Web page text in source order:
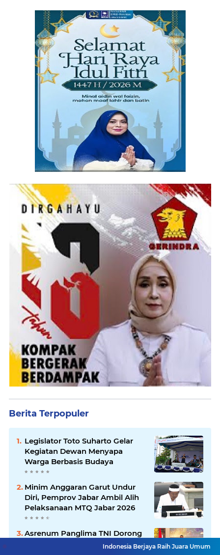
Berita Terpopuler
Legislator Toto Suharto Gelar
Kegiatan Dewan Menyapa
Warga Berbasis Budaya
Minim Anggaran Garut Undur
Diri, Pemprov Jabar Ambil Alih
Pelaksanaan MTQ Jabar 2026
Asrenum Panglima TNI Dorong
Optimalisasi Program dan
Indonesia Berjaya Raih Juara Umum Indonesia